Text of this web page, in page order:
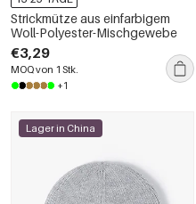
Strickmütze aus einfarbigem
Woll-Polyester-Mischgewebe
€3,29
MOQ von 1 Stk.
+1
Lager in China